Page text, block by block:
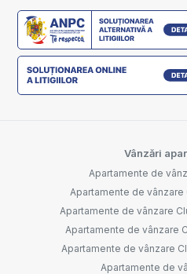
Vânzări
Apartamente de
Apartamente de
Apartamente de vânzare
Apartamente de vânzare
Apartamente de vânzare
Apartamente de